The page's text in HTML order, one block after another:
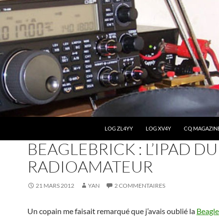
LOG ZL4YY LOG XV4Y CQ
SOFTROCK ET SDR
BEAGLEBRICK : L’IPAD DU
RADIOAMATEUR
21 MARS 2012 YAN 2 COMMENTAIRES
Un copain me faisait remarqué que j’avais oublié la